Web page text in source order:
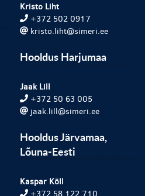
Kristo Liht
+372 502 0917
kristo.liht@simeri.ee
Hooldus Harjumaa
Jaak Lill
+372 50 63 005
jaak.lill@simeri.ee
Hooldus Järvamaa,
Lõuna-Eesti
Kaspar Köll
+372 58 122 710